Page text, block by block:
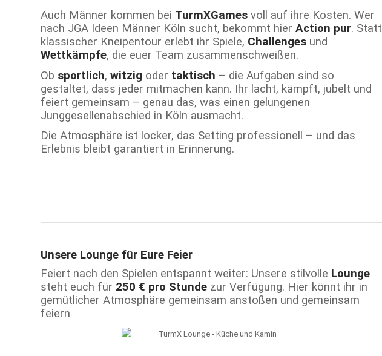
Auch Männer kommen bei TurmXGames voll auf ihre Kosten. Wer
nach JGA Ideen Männer Köln sucht, bekommt hier Action pur. Statt
klassischer Kneipentour erlebt ihr Spiele, Challenges und
Wettkämpfe, die euer Team zusammenschweißen.
Ob sportlich, witzig oder taktisch – die Aufgaben sind so
gestaltet, dass jeder mitmachen kann. Ihr lacht, kämpft, jubelt und
feiert gemeinsam – genau das, was einen gelungenen
Junggesellenabschied in Köln ausmacht.
Die Atmosphäre ist locker, das Setting professionell – und das
Erlebnis bleibt garantiert in Erinnerung.
Unsere Lounge für Eure Feier
Feiert nach den Spielen entspannt weiter: Unsere stilvolle Lounge
steht euch für 250 € pro Stunde zur Verfügung. Hier könnt ihr in
gemütlicher Atmosphäre gemeinsam anstoßen und gemeinsam
feiern